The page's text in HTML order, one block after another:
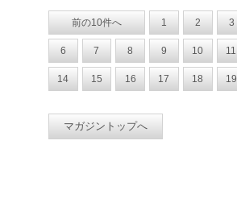
前の10件へ 1 2 3
6 7 8 9 10 11
14 15 16 17 18 19
マガジントップへ